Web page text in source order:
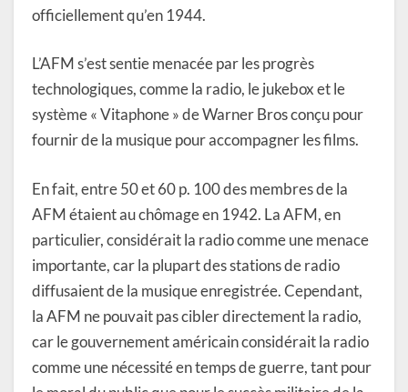
officiellement qu’en 1944.
L’AFM s’est sentie menacée par les progrès
technologiques, comme la radio, le jukebox et le
système « Vitaphone » de Warner Bros conçu pour
fournir de la musique pour accompagner les films.
En fait, entre 50 et 60 p. 100 des membres de la
AFM étaient au chômage en 1942. La AFM, en
particulier, considérait la radio comme une menace
importante, car la plupart des stations de radio
diffusaient de la musique enregistrée. Cependant,
la AFM ne pouvait pas cibler directement la radio,
car le gouvernement américain considérait la radio
comme une nécessité en temps de guerre, tant pour